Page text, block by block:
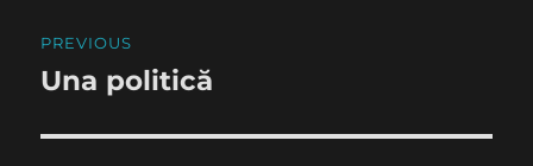
navigation
PREVIOUS
Previous
Una politică